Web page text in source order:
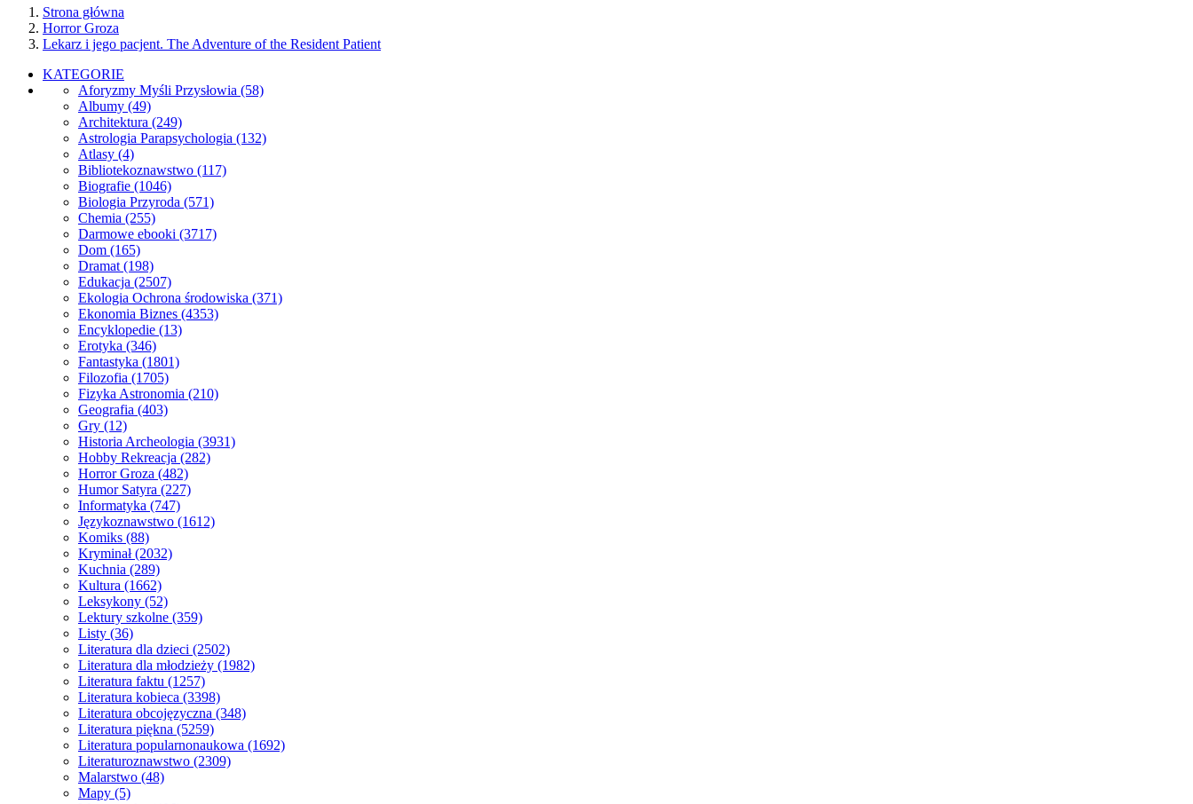
Strona główna
Horror Groza
Lekarz i jego pacjent. The Adventure of the Resident Patient
KATEGORIE
Aforyzmy Myśli Przysłowia (58)
Albumy (49)
Architektura (249)
Astrologia Parapsychologia (132)
Atlasy (4)
Bibliotekoznawstwo (117)
Biografie (1046)
Biologia Przyroda (571)
Chemia (255)
Darmowe ebooki (3717)
Dom (165)
Dramat (198)
Edukacja (2507)
Ekologia Ochrona środowiska (371)
Ekonomia Biznes (4353)
Encyklopedie (13)
Erotyka (346)
Fantastyka (1801)
Filozofia (1705)
Fizyka Astronomia (210)
Geografia (403)
Gry (12)
Historia Archeologia (3931)
Hobby Rekreacja (282)
Horror Groza (482)
Humor Satyra (227)
Informatyka (747)
Językoznawstwo (1612)
Komiks (88)
Kryminał(2032)
Kuchnia (289)
Kultura (1662)
Leksykony (52)
Lektury szkolne (359)
Listy (36)
Literatura dla dzieci (2502)
Literatura dla młodzieży (1982)
Literatura faktu (1257)
Literatura kobieca (3398)
Literatura obcojęzyczna (348)
Literatura piękna (5259)
Literatura popularnonaukowa (1692)
Literaturoznawstwo (2309)
Malarstwo (48)
Mapy (5)